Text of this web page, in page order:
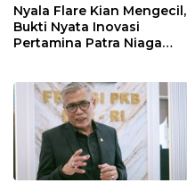
Nyala Flare Kian Mengecil,
Bukti Nyata Inovasi
Pertamina Patra Niaga